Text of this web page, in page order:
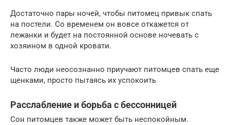
Достаточно пары ночей, чтобы питомец привык спать
на постели. Со временем он вовсе откажется от
лежанки и будет на постоянной основе ночевать с
хозяином в одной кровати.
Часто люди неосознанно приучают питомцев спать еще
щенками, просто пытаясь их успокоить
Расслабление и борьба с бессонницей
Сон питомцев также может быть неспокойным.